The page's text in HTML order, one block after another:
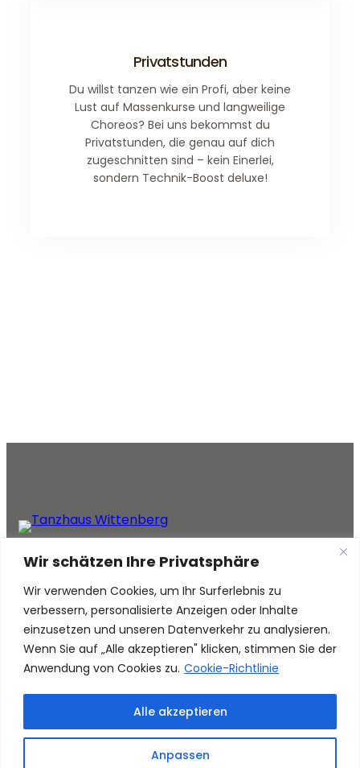
Wir schätzen Ihre Privatsphäre
Wir verwenden Cookies, um Ihr Surferlebnis zu
verbessern, personalisierte Anzeigen oder Inhalte
einzusetzen und unseren Datenverkehr zu analysieren.
Wenn Sie auf „Alle akzeptieren" klicken, stimmen Sie der
Anwendung von Cookies zu. Cookie-Richtlinie
Anpassen
Alle akzeptieren
Privatstunden
Du willst tanzen wie ein Profi, aber keine
Lust auf Massenkurse und langweilige
Choreos? Bei uns bekommst du
Privatstunden, die genau auf dich
zugeschnitten sind – kein Einerlei,
sondern Technik-Boost deluxe!
#Mach dich Tanzklar!
Facebook Instagram
INFORMATIONEN
Impressum
TANZHAUS
About us
· Design by Feelingweb.de